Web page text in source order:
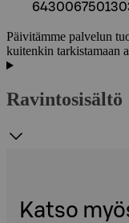
Päivitämme palvelun
kuitenkin tarkistamaan
Ravintosisältö
Katso